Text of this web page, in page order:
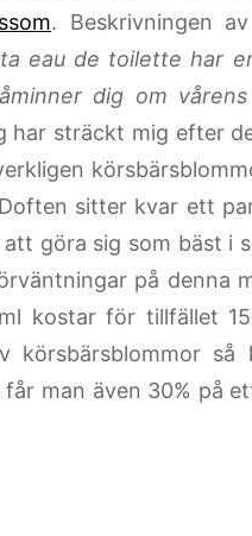
. Beskrivningen
eau de toilette har
dig om
har sträckt mig efter
sitter kvar ett
göra sig som bäst i
på denna
kostar för tillfället
så
man även 30% på